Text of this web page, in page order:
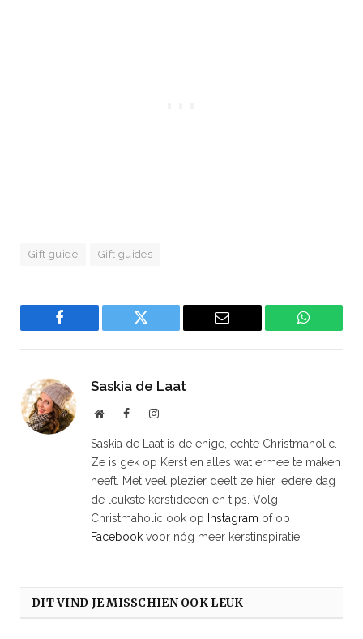
Gift guide Gift guides
Facebook Twitter Email
Saskia de Laat
WebsiteFacebookInstagram
Saskia de Laat is de enige, echte Christmaholic.
Ze is gek op Kerst en alles wat ermee te maken
heeft. Met veel plezier deelt ze hier iedere dag
de leukste kerstideeën en tips. Volg
Christmaholic ook op Instagram of op
Facebook voor nóg meer kerstinspiratie.
DIT VIND JE MISSCHIEN OOK LEUK